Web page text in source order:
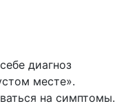
диагноз
месте».
на симптомы.